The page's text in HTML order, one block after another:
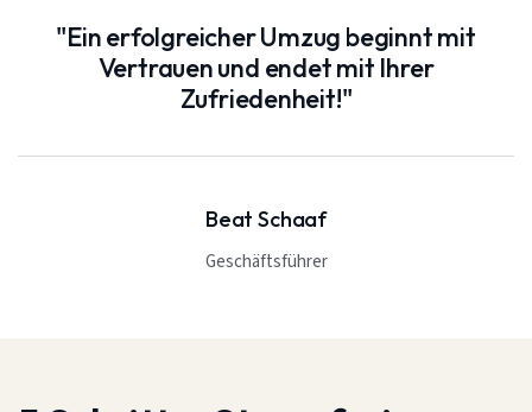
"Ein erfolgreicher Umzug beginnt mit
Vertrauen und endet mit Ihrer
Zufriedenheit!"
Beat Schaaf
Geschäftsführer